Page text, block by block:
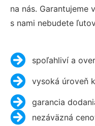
na nás. Garantujeme
s nami nebudete
spoľahliví a
vysoká úroveň
garancia
nezáväzná